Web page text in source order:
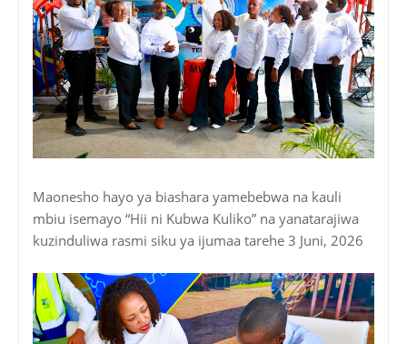
Maonesho hayo ya biashara yamebebwa na kauli
mbiu isemayo “Hii ni Kubwa Kuliko” na yanatarajiwa
kuzinduliwa rasmi siku ya ijumaa tarehe 3 Juni, 2026